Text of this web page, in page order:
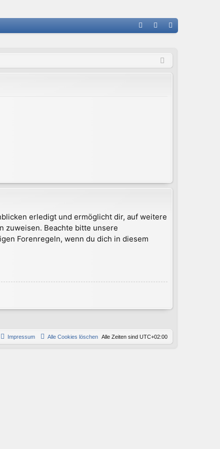
ist
erledigt und ermöglicht dir, auf weitere
zuweisen. Beachte bitte unsere
Forenregeln, wenn du dich in diesem
Alle Zeiten sind UTC+02:00
Alle Cookies löschen
Impressum